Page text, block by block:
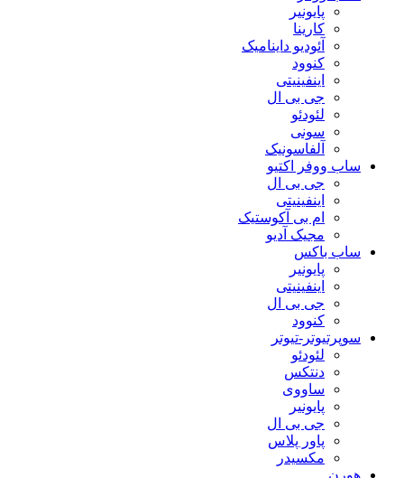
پایونیر
کارینا
آئودیو داینامیک
کنوود
اینفینیتی
جی بی ال
لئودئو
سونی
آلفاسونیک
ساب ووفر اکتیو
جی بی ال
اینفینیتی
ام بی آکوستیک
مجیک آدیو
ساب باکس
پایونیر
اینفینیتی
جی بی ال
کنوود
سوپرتیوتر-تیوتر
لئودئو
دنتکس
ساووی
پایونیر
جی بی ال
پاور پلاس
مکسیدر